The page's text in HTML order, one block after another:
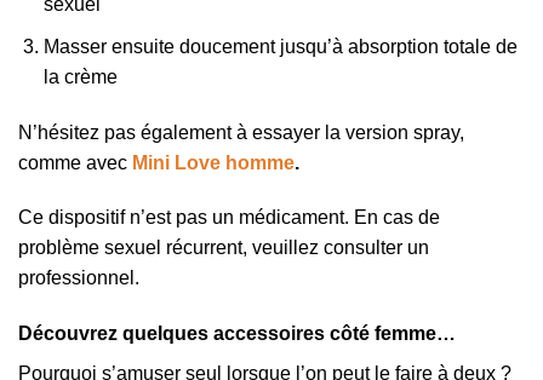
sexuel
Masser ensuite doucement jusqu’à absorption totale de
la crème
N’hésitez pas également à essayer la version spray,
comme avec Mini Love homme.
Ce dispositif n’est pas un médicament. En cas de
problème sexuel récurrent, veuillez consulter un
professionnel.
Découvrez quelques accessoires côté femme…
Pourquoi s’amuser seul lorsque l’on peut le faire à deux ?